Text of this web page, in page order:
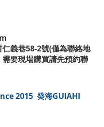
義巷58-2號(僅為聯絡地
要現場購買請先預約聯
2015 癸海GUIAHI